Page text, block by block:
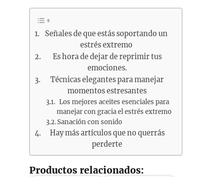
Señales de que estás soportando un
estrés extremo
Es hora de dejar de reprimir tus
emociones.
Técnicas elegantes para manejar
momentos estresantes
Los mejores aceites esenciales para
manejar con gracia el estrés extremo
Sanación con sonido
Hay más artículos que no querrás
perderte
Productos relacionados: